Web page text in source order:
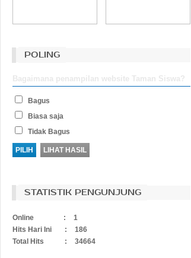
POLING
Bagus
Biasa saja
Tidak Bagus
STATISTIK PENGUNJUNG
Online :
1
Hits Hari Ini
:
186
Total Hits
: 34664